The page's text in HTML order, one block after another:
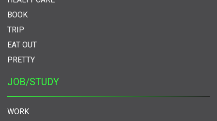
BOOK
TRIP
EAT OUT
PRETTY
JOB/STUDY
WORK